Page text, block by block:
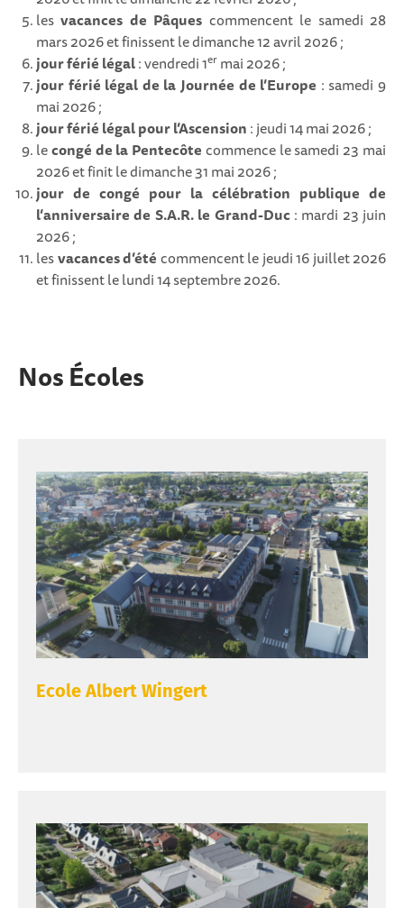
lesvacances de Pâques commencent le samedi 28
mars 2026 et finissent le dimanche 12 avril 2026 ;
jour férié légal: vendredi 1er mai 2026 ;
jour férié légal de la Journée de l’Europe : samedi 9
mai 2026 ;
jour férié légal pour l’Ascension : jeudi 14 mai 2026 ;
lecongé de la Pentecôte commence le samedi 23 mai
2026 et finit le dimanche 31 mai 2026 ;
jour de congé pour la célébration publique de
l’anniversaire de S.A.R. le Grand-Duc: mardi 23 juin
2026 ;
lesvacances d’été commencent le jeudi 16 juillet 2026
et finissent le lundi 14 septembre 2026.
Nos Écoles
Ecole Albert Wingert